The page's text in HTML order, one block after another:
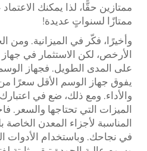
ممتازين حقًّا، لذا يمكنك
ممتازًا لسنواتٍ عديدة!
وأخيرًا، فكّر في الميزانية. ومن
الأرخص، لكن الاستثمار في
على المدى الطويل. فجهاز الوسم
يفوق جهاز الوسم الأقل سعرًا
والأداء. ومع ذلك، ضع في
الميزات التي تحتاجها والسعر.
المناسبة لأجزاء المعدن
في نجاحك. وباستخدام الأدوات